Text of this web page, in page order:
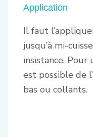
Application
Il faut
jusqu’à mi-
insistance.
est possible de
bas ou collants.